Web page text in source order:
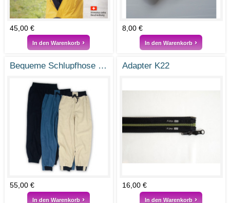
45,00 €
In den Warenkorb
8,00 €
In den Warenkorb
Bequeme Schlupfhose ISI aus Naturfaser Ramie
55,00 €
In den Warenkorb
Adapter K22
16,00 €
In den Warenkorb